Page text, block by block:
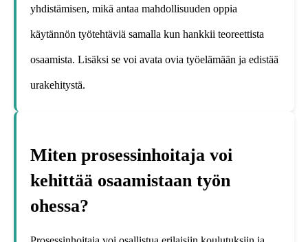
yhdistämisen, mikä antaa mahdollisuuden oppia
käytännön työtehtäviä samalla kun hankkii teoreettista
osaamista. Lisäksi se voi avata ovia työelämään ja edistää
urakehitystä.
Miten prosessinhoitaja voi
kehittää osaamistaan työn
ohessa?